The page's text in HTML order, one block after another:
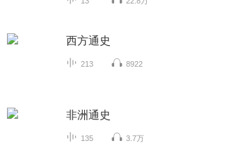
西方通史
213 8922
非洲通史
135 3.7万